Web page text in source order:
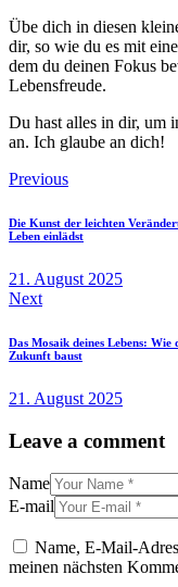
Übe dich in diesen
dir, so wie du es mit
dem du deinen Fokus
Lebensfreude.
Du hast alles in dir, um
an. Ich glaube an dich!
Previous
Die Kunst der leichten
Leben einlädst
21. August 2025
Next
Das Mosaik deines Lebens: Wie
Zukunft baust
21. August 2025
Leave a comment
Name
E-mail
Name, E-Mail-
meinen nächsten